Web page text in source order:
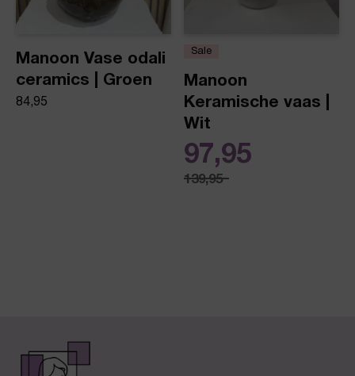
Manoon Vase odali
ceramics | Groen
84,95
Sale
Manoon
Keramische vaas |
Wit
139,95
97,95